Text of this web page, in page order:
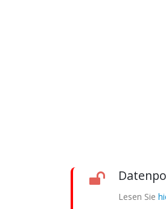
Lesen Sie